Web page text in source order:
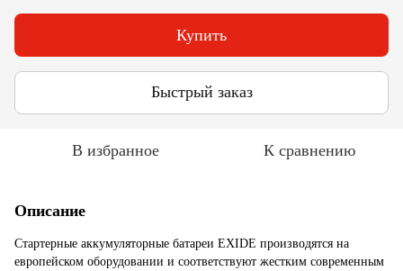
Купить
Быстрый заказ
В избранное К сравнению
Описание
Стартерные аккумуляторные батареи EXIDE производятся на
европейском оборудовании и соответствуют жестким современным